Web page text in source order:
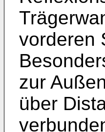
vorderen
zur
über